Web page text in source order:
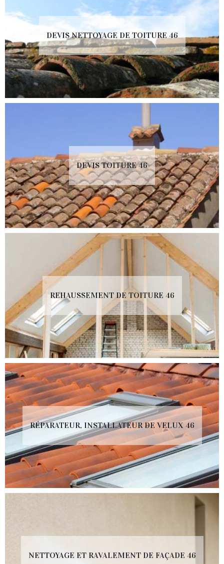
DEVIS NETTOYAGE DE TOITURE 46
DEVIS TOITURE 46
REHAUSSEMENT DE TOITURE 46
RÉPARATEUR, INSTALLATEUR DE VELUX 46
NETTOYAGE ET RAVALEMENT DE FAÇADE 46